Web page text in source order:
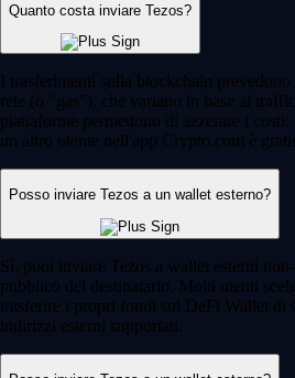
Quanto costa inviare Tezos?
I trasferimenti sulla blockchain
rete (o "gas"), che variano in base al
piattaforme permettono di azzerare i
un altro utente nell'app Crypto.com è
Posso inviare Tezos a un wallet esterno?
Sì, puoi inviare Tezos a wallet esterni
pubblico del destinatario. Molti utenti
trasferire i propri fondi sul DeFi Wallet di
indirizzi esterni supportati.